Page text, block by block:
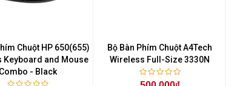
Chuột HP 650(655)
Keyboard and Mouse
Combo - Black
Bộ Bàn Phím Chuột A4Tech
Wireless Full-Size 3330N